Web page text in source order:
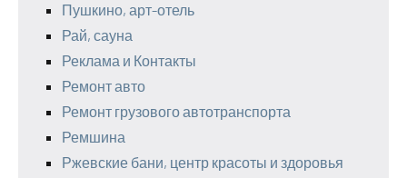
Пушкино, арт-отель
Рай, сауна
Реклама и Контакты
Ремонт авто
Ремонт грузового автотранспорта
Ремшина
Ржевские бани, центр красоты и здоровья